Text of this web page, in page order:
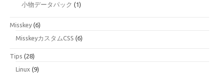
小物データパック (1)
Misskey (6)
MisskeyカスタムCSS (6)
Tips (28)
Linux (9)